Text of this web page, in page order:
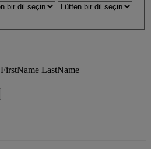
FirstName LastName